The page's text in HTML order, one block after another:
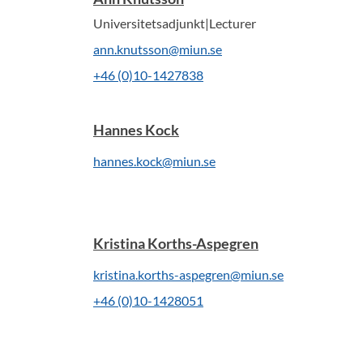
Universitetsadjunkt|Lecturer
ann.knutsson@miun.se
+46 (0)10-1427838
Hannes Kock
hannes.kock@miun.se
Kristina Korths-Aspegren
kristina.korths-aspegren@miun.se
+46 (0)10-1428051